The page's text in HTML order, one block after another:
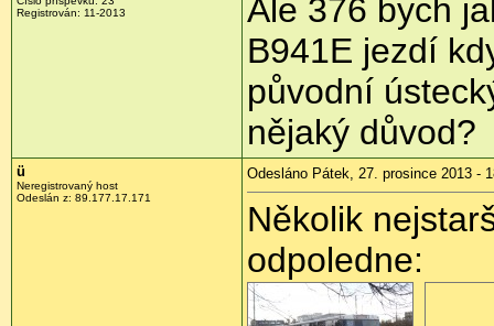
Registrován: 11-2013
Ale 376 bych
B941E jezdí
původní
nějaký důvod?
ü
Neregistrovaný host
Odeslán z: 89.177.17.171
Odesláno Pátek, 27. prosince 2013 -
Několik
odpoledne: